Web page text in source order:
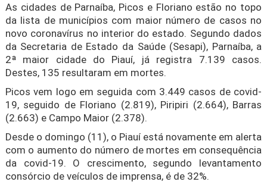
As cidades de Parnaíba, Picos e Floriano estão no topo
da lista de municípios com maior número de casos no
novo coronavírus no interior do estado. Segundo dados
da Secretaria de Estado da Saúde (Sesapi), Parnaíba, a
2ª maior cidade do Piauí, já registra 7.139 casos.
Destes, 135 resultaram em mortes.
Picos vem logo em seguida com 3.449 casos de covid-
19, seguido de Floriano (2.819), Piripiri (2.664), Barras
(2.663) e Campo Maior (2.378).
Desde o domingo (11), o Piauí está novamente em alerta
com o aumento do número de mortes em consequência
da covid-19. O crescimento, segundo levantamento
consórcio de veículos de imprensa, é de 32%.